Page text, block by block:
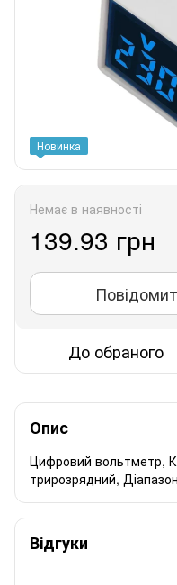
Новинка
Немає в наявності
139.93 грн
До обраного
Опис
Цифровий вольтметр,
трирозрядний,
Відгуки